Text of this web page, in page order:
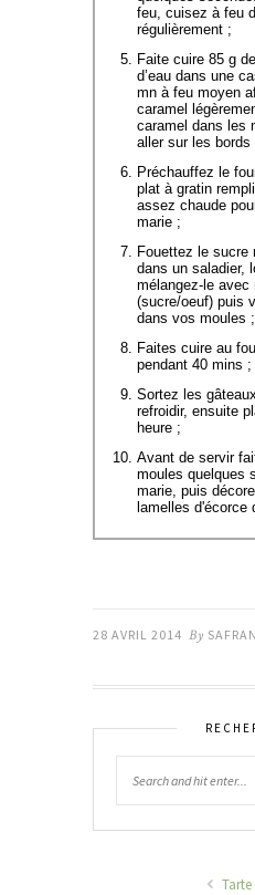
feu, cuisez à feu
régulièrement ;
Faite cuire 85 g
d’eau dans une
mn à feu moyen
caramel
caramel dans les
aller sur les bords
Préchauffez le
plat à gratin
assez chaude
marie ;
Fouettez le sucre
dans un saladier,
mélangez-le avec
(sucre/oeuf) puis
dans vos moules ;
Faites cuire au
pendant 40 mins ;
Sortez les
refroidir, ensuite
heure ;
Avant de servir
moules quelques
marie, puis
lamelles d'écorce
28 AVRIL 2014 By